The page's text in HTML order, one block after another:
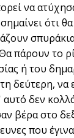
να
ότι
πάρουν το
ή του
δεύτερη, να
δεν
βέρα στο
που